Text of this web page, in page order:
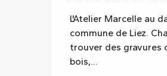
L'Atelier Marcelle au
commune de Liez.
trouver des gravures
bois,...